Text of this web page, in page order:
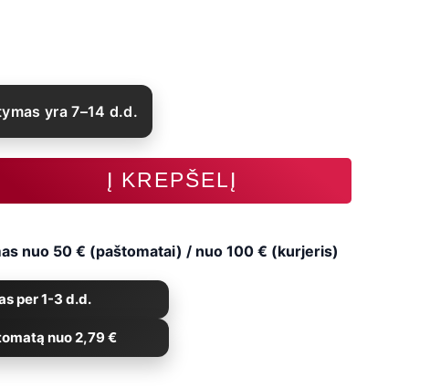
yra 7–14 d.d.
Į KREPŠELĮ
nuo 50 € (paštomatai) / nuo 100 € (kurjeris)
per 1-3 d.d.
nuo 2,79 €